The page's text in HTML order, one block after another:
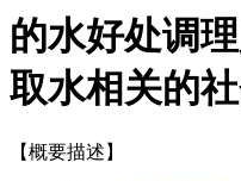
的水好处调
取水相关的
【概要描述】